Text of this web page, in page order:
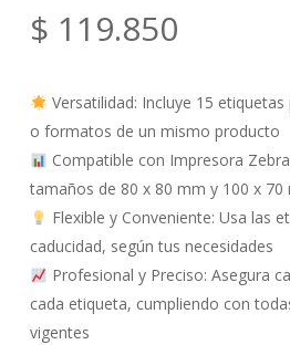
$ 119.850
Versatilidad: Incluye 15
o formatos de un mismo producto
Compatible con Impresora
tamaños de 80 x 80 mm y 100 x 70
Flexible y Conveniente: Usa las
caducidad, según tus necesidades
Profesional y Preciso: Asegura
cada etiqueta, cumpliendo con
vigentes